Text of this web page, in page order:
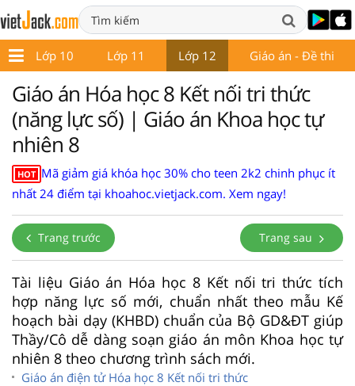
Lớp 10 Lớp 11 Lớp 12 Giáo án - Đề thi
Giáo án Hóa học 8 Kết nối tri thức
(năng lực số) | Giáo án Khoa học tự
nhiên 8
HOT Mã giảm giá khóa học 30% cho teen 2k2 chinh phục ít
nhất 24 điểm tại khoahoc.vietjack.com. Xem ngay!
Trang trước Trang sau
Tài liệu Giáo án Hóa học 8 Kết nối tri thức tích
hợp năng lực số mới, chuẩn nhất theo mẫu Kế
hoạch bài dạy (KHBD) chuẩn của Bộ GD&ĐT giúp
Thầy/Cô dễ dàng soạn giáo án môn Khoa học tự
nhiên 8 theo chương trình sách mới.
Giáo án điện tử Hóa học 8 Kết nối tri thức